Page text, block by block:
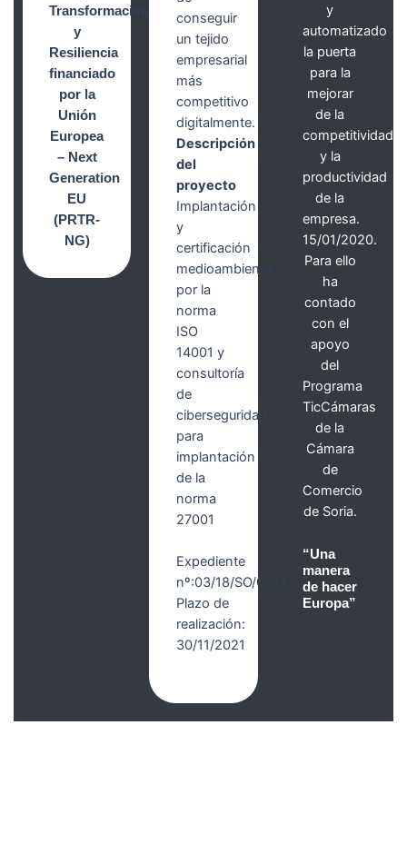
Transformación
y
Resiliencia
financiado
por la
Unión
Europea
– Next
Generation
EU
(PRTR-
NG)
conseguir
un tejido
empresarial
más
competitivo
digitalmente.
Descripción
del
proyecto
Implantación
y
certificación
medioambiental
por la
norma
ISO
14001 y
consultoría
de
ciberseguridad
para
implantación
de la
norma
27001
Expediente
nº:03/18/SO/0014
Plazo de
realización:
30/11/2021
y
automatizado
la puerta
para la
mejorar
de la
competitividad
y la
productividad
de la
empresa.
15/01/2020.
Para ello
ha
contado
con el
apoyo
del
Programa
TicCámaras
de la
Cámara
de
Comercio
de Soria.
“Una
manera
de hacer
Europa”